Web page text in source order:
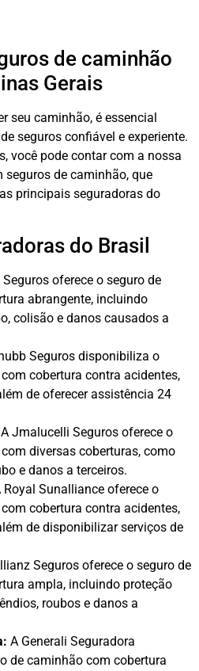
de caminhão
Gerais
seu caminhão, é essencial
seguros confiável e experiente.
você pode contar com a nossa
de caminhão, que
principais seguradoras do
do Brasil
Seguros oferece o seguro de
abrangente, incluindo
colisão e danos causados a
Seguros disponibiliza o
cobertura contra acidentes,
de oferecer assistência 24
A Jmalucelli Seguros oferece o
diversas coberturas, como
e danos a terceiros.
Royal Sunalliance oferece o
cobertura contra acidentes,
de disponibilizar serviços de
Seguros oferece o seguro de
ampla, incluindo proteção
roubos e danos a
A Generali Seguradora
de caminhão com cobertura